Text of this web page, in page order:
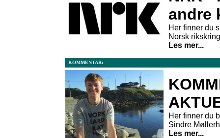
andre
Her finner du
Norsk
Les mer...
KOMMENTAR:
Her finner du
Sindre
Les mer...